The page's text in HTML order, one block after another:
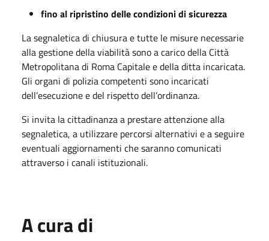
fino al ripristino delle condizioni di sicurezza
La segnaletica di chiusura e tutte le misure necessarie
alla gestione della viabilità sono a carico della Città
Metropolitana di Roma Capitale e della ditta incaricata.
Gli organi di polizia competenti sono incaricati
dell’esecuzione e del rispetto dell’ordinanza.
Si invita la cittadinanza a prestare attenzione alla
segnaletica, a utilizzare percorsi alternativi e a seguire
eventuali aggiornamenti che saranno comunicati
attraverso i canali istituzionali.
A cura di